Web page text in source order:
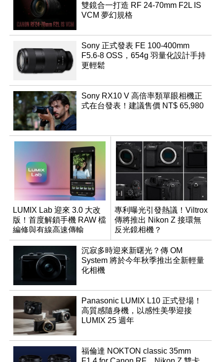
雙鏡合一打造 RF 24-70mm F2L IS
VCM 夢幻規格
Sony 正式發表 FE 100-400mm
F5.6-8 OSS，654g 羽量化設計手持
更輕鬆
Sony RX10 V 高倍率類單眼相機正
式在台發表！建議售價 NT$ 65,980
LUMIX Lab 迎來 3.0 大改
版！首度解鎖手機 RAW 檔
編修與有線高速傳輸
專利曝光引發熱議！Viltrox
傳將推出 Nikon Z 接環無
反光鏡相機？
沉寂多時迎來新曙光？傳 OM
System 將於今年秋季推出全新輕量
化相機
Panasonic LUMIX L10 正式登場！
高質感隨身機，以感性美學迎接
LUMIX 25 週年
福倫達 NOKTON classic 35mm